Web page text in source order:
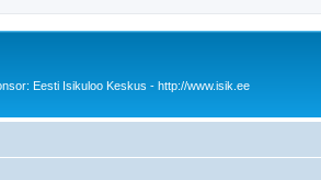
Eesti Isikuloo Keskus - http://www.isik.ee